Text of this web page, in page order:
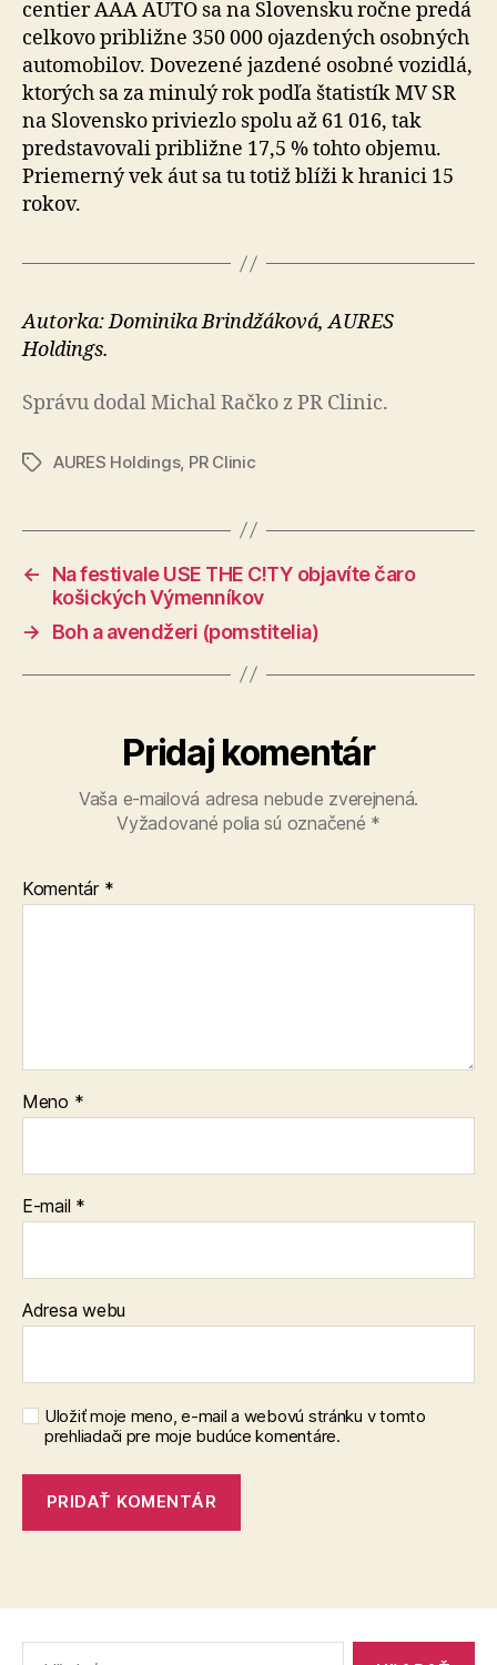
centier AAA AUTO sa na Slo­ven­sku ročne predá
cel­kovo pri­bližne 350 000 ojaz­de­ných osobných
auto­mo­bilov. Dovezené jazdené osobné vozidlá,
ktorých sa za mi­nulý rok podľa šta­tistík MV SR
na Slo­ven­sko priviezlo spolu až 61 016, tak
pred­sta­vo­vali pri­bližne 17,5 % tohto objemu.
Prie­merný vek áut sa tu totiž blíži k hra­nici 15
rokov.
Autorka: Dominika Brindžáková, AURES
Holdings.
Správu dodal Michal Račko z PR Clinic.
ZnačkyAURES Holdings, PR Clinic
←
Na festivale USE THE C!TY objavíte čaro
košických Výmenníkov
→
Boh a avendžeri (pomstitelia)
Pridaj komentár
Vaša e-mailová adresa nebude zverejnená.
Vyžadované polia sú označené *
Komentár *
Meno *
E-mail *
Adresa webu
Uložiť moje meno, e-mail a webovú stránku v tomto
prehliadači pre moje budúce komentáre.